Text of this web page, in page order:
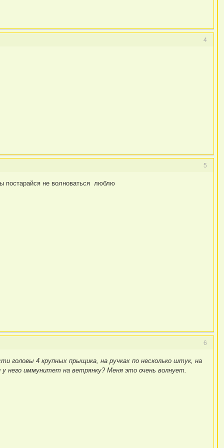
4
5
постарайся не волноваться люблю
6
головы 4 крупных прыщика, на ручках по несколько штук, на
него иммунитет на ветрянку? Меня это очень волнует.